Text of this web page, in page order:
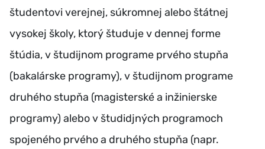
študentovi verejnej, súkromnej alebo štátnej
vysokej školy, ktorý študuje v dennej forme
štúdia, v študijnom programe prvého stupňa
(bakalárske programy), v študijnom programe
druhého stupňa (magisterské a inžinierske
programy) alebo v študidjných programoch
spojeného prvého a druhého stupňa (napr.